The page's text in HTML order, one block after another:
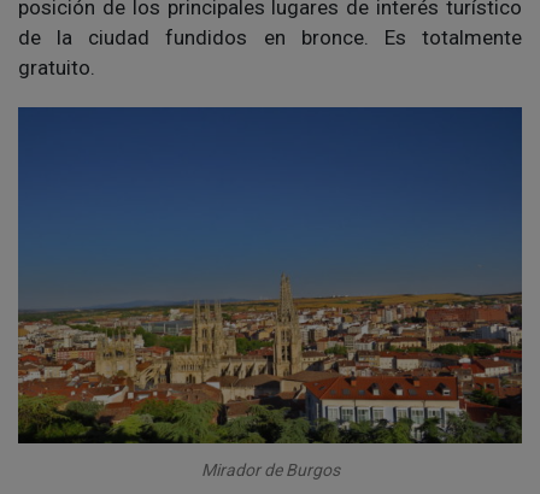
posición de los principales lugares de interés turístico
de la ciudad fundidos en bronce. Es totalmente
gratuito.
Mirador de Burgos